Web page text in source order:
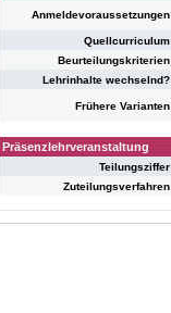
Anmeldevoraussetzungen
Quellcurriculum
Beurteilungskriterien
Lehrinhalte wechselnd?
Frühere Varianten
Präsenzlehrveranstaltung
Teilungsziffer
Zuteilungsverfahren